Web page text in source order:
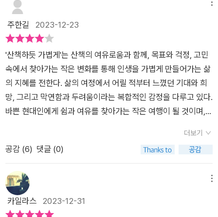
주한길 2023-12-23
'산책하듯 가볍게'는 산책의 여유로움과 함께, 목표와 걱정, 고민
속에서 찾아가는 작은 변화를 통해 인생을 가볍게 만들어가는 삶
의 지혜를 전한다. 삶의 여정에서 어릴 적부터 느꼈던 기대와 희
망, 그리고 막연함과 두려움이라는 복합적인 감정을 다루고 있다.
바쁜 현대인에게 쉼과 여유를 찾아가는 작은 여행이 될 것이며,
적부터 마주하게 된 기대와 희망, 그리고 삶의 막연함과 두려움은
모두가 겪는 보편적인 감정이다. 저자는 나이가 들면서도 기대와
살아가는 모습을 공유한다. 삶을 즐기지 못하고 버티기만 하는 삶
에서 벗어나기 위해 필요한 용기와 자신의 속도를 찾는 과정은 독
자들에게 용기를 주는 메시지가 된다.세상은 언제나 돌고 돌아 새
더보기
공감 (6) 댓글 (0)
카일라스 2023-12-31